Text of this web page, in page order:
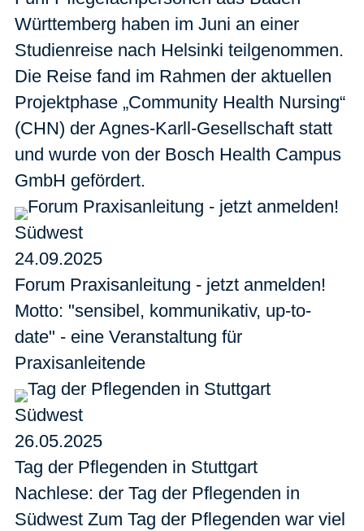
Württemberg haben im Juni an einer
Studienreise nach Helsinki teilgenommen.
Die Reise fand im Rahmen der aktuellen
Projektphase „Community Health Nursing“
(CHN) der Agnes-Karll-Gesellschaft statt
und wurde von der Bosch Health Campus
GmbH gefördert.
Südwest
24.09.2025
Forum Praxisanleitung - jetzt anmelden!
Motto: "sensibel, kommunikativ, up-to-
date" - eine Veranstaltung für
Praxisanleitende
Südwest
26.05.2025
Tag der Pflegenden in Stuttgart
Nachlese: der Tag der Pflegenden in
Südwest Zum Tag der Pflegenden war viel